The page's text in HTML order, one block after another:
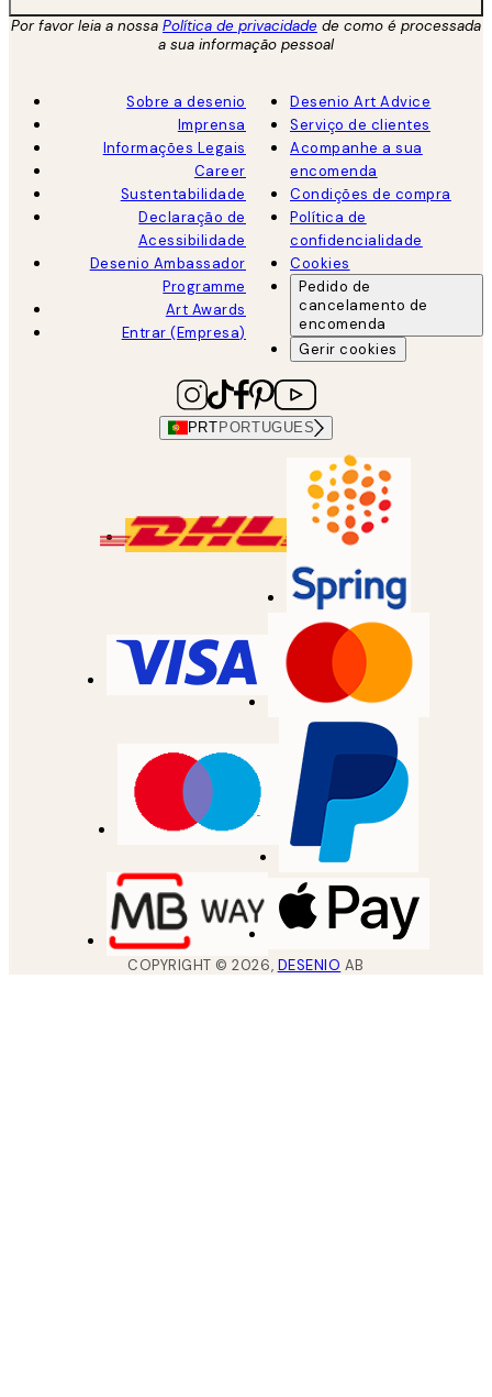
Por favor leia a nossa Política de privacidade de como é processada
a sua informação pessoal
Sobre a desenio
Imprensa
Informações Legais
Career
Sustentabilidade
Declaração de
Acessibilidade
Desenio Ambassador
Programme
Art Awards
Entrar (Empresa)
Desenio Art Advice
Serviço de clientes
Acompanhe a sua
encomenda
Condições de compra
Política de
confidencialidade
Cookies
Pedido de
cancelamento de
encomenda
Gerir cookies
PRT PORTUGUES
COPYRIGHT ©2026, DESENIO AB